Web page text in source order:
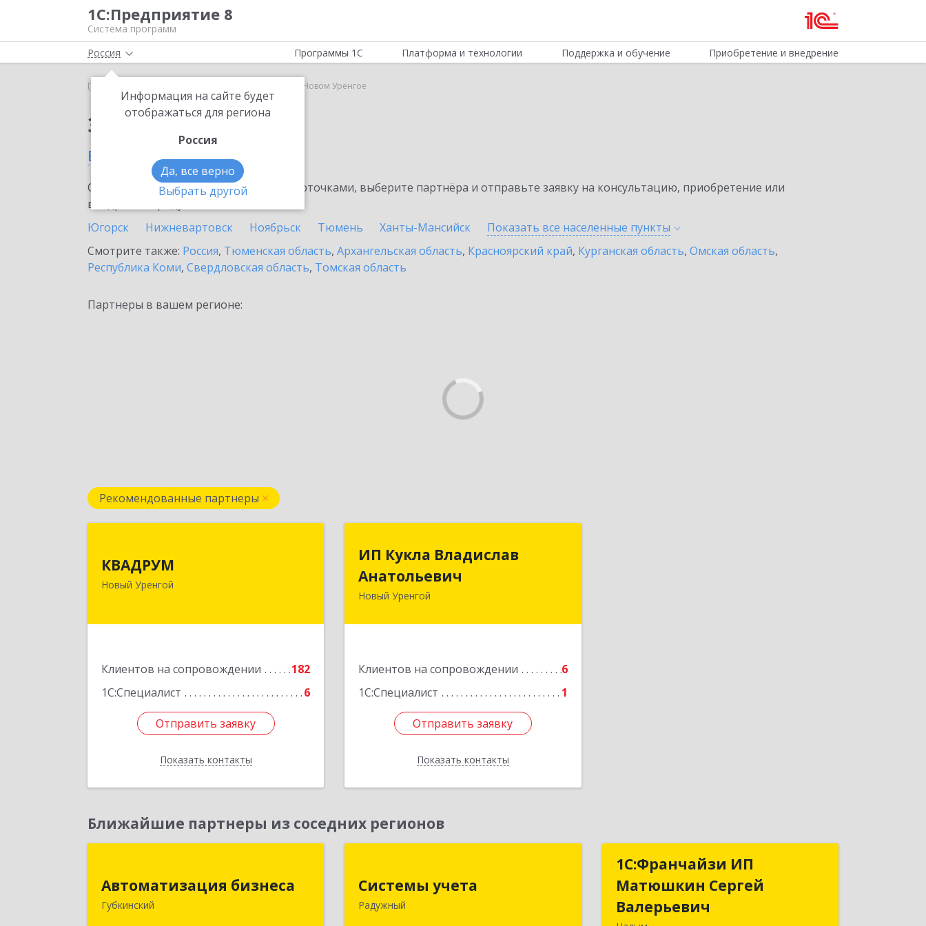
1С:Предприятие 8
Система программ
Россия
Информация на сайте будет
отображаться для региона
Россия
Да, все верно
Выбрать другой
Программы 1С Платформа и технологии Поддержка и обучение Приобретение и внедрение
Главная Smartway в Новом Уренгое
Заказать Smartway
в Новом Уренгое
Ознакомьтесь с информационными карточками, выберите партнёра и отправьте заявку на консультацию, приобретение или
внедрение продукта.
Югорск
Нижневартовск Ноябрьск Тюмень Ханты-Мансийск Показать все населенные пункты
Смотрите также: Россия, Тюменская область, Архангельская область, Красноярский край, Курганская область, Омская область,
Республика Коми, Свердловская область, Томская область
Партнеры в вашем регионе:
Рекомендованные партнеры
КВАДРУМ
Новый Уренгой
Клиентов на сопровождении
182
1С:Специалист
6
Отправить заявку
Показать контакты
629309, Ямало-Ненецкий АО, Новый
Уренгой г, Северное Кольцо ул, дом
Отправить заявку
Назад
ИП Кукла Владислав
Анатольевич
Новый Уренгой
Клиентов на сопровождении
6
1С:Специалист
1
Отправить заявку
Показать контакты
Анатольевич
629306, Ямало-Ненецкий АО, Новый
Подробнее
Отправить заявку
Назад
Ближайшие партнеры из соседних регионов
Автоматизация бизнеса
Губкинский
629830, Ямало-Ненецкий АО,
Системы учета
Радужный
628462, Ханты-Мансийский
Автономный округ - Югра АО,
1С:Франчайзи ИП
Матюшкин Сергей
Валерьевич
1С:Франчайзи ИП
Матюшкин Сергей